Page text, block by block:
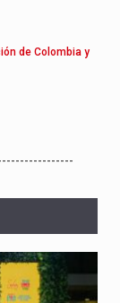
de Colombia y